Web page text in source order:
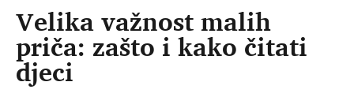
Velika važnost malih
priča: zašto i kako čitati
djeci